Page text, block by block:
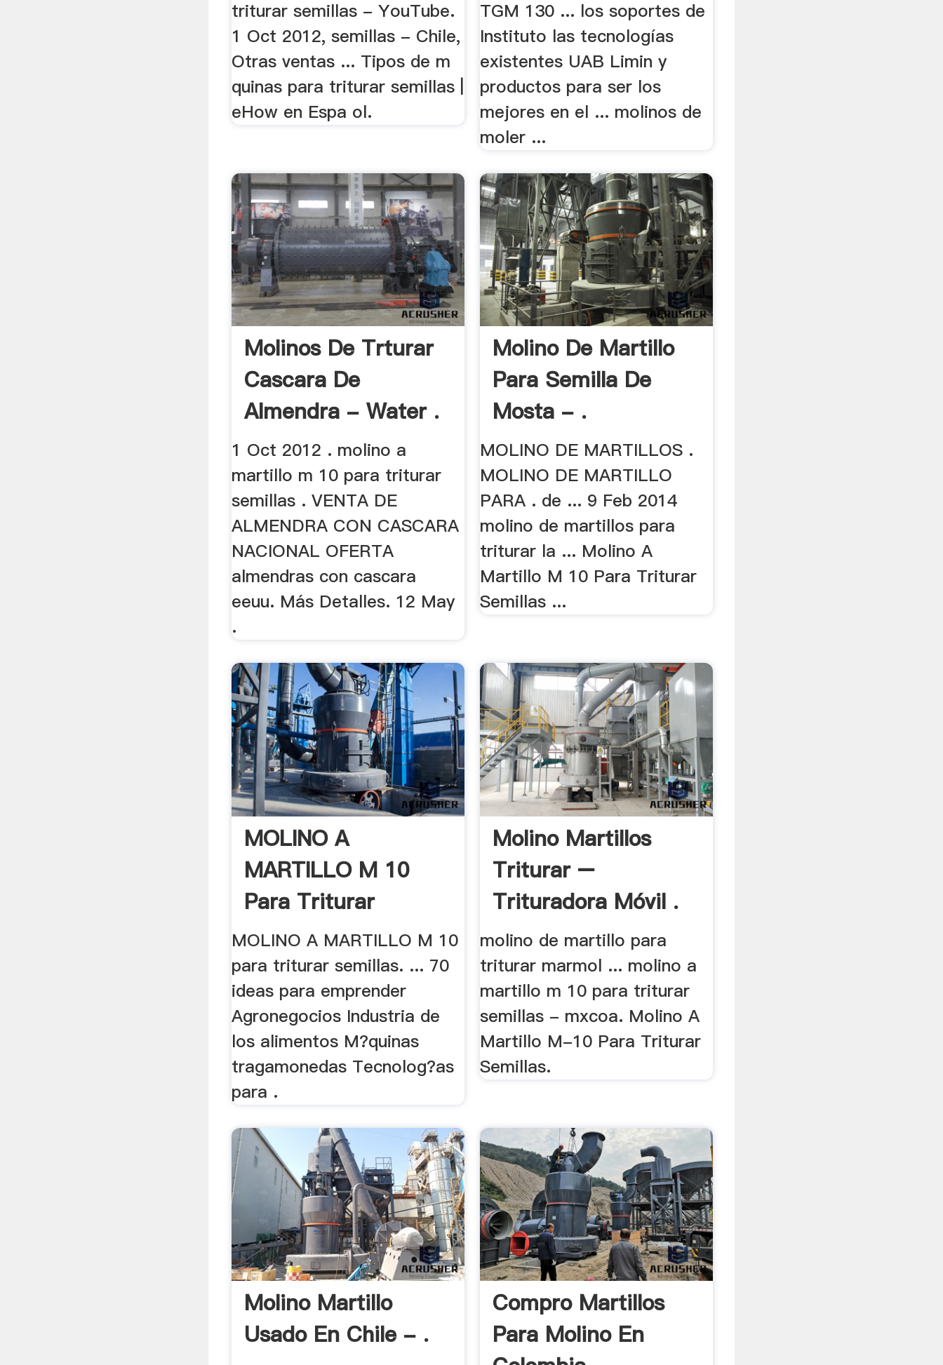
triturar semillas - YouTube.
1 Oct 2012, semillas - Chile,
Otras ventas ... Tipos de m
quinas para triturar semillas |
eHow en Espa ol.
TGM 130 ... los soportes de
Instituto las tecnologías
existentes UAB Limin y
productos para ser los
mejores en el ... molinos de
moler ...
Molinos De Trturar
Cascara De
Almendra - Water .
1 Oct 2012 . molino a
martillo m 10 para triturar
semillas . VENTA DE
ALMENDRA CON CASCARA
NACIONAL OFERTA
almendras con cascara
eeuu. Más Detalles. 12 May
.
Molino De Martillo
Para Semilla De
Mosta - .
MOLINO DE MARTILLOS .
MOLINO DE MARTILLO
PARA . de ... 9 Feb 2014
molino de martillos para
triturar la ... Molino A
Martillo M 10 Para Triturar
Semillas ...
MOLINO A
MARTILLO M 10
Para Triturar
Semillas
MOLINO A MARTILLO M 10
para triturar semillas. ... 70
ideas para emprender
Agronegocios Industria de
los alimentos M?quinas
tragamonedas Tecnolog?as
para .
Molino Martillos
Triturar –
Trituradora Móvil .
molino de martillo para
triturar marmol ... molino a
martillo m 10 para triturar
semillas - mxcoa. Molino A
Martillo M-10 Para Triturar
Semillas.
Molino Martillo
Usado En Chile - .
Compro Martillos
Para Molino En